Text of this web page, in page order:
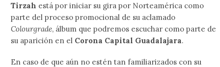
Tirzah está por iniciar su gira por Norteamérica como
parte del proceso promocional de su aclamado
Colourgrade, álbum que podremos escuchar como parte de
su aparición en el Corona Capital Guadalajara.
En caso de que aún no estén tan familiarizados con su